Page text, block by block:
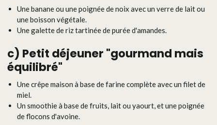
Une banane ou une poignée de noix avec un verre de lait ou
une boisson végétale.
Une galette de riz tartinée de purée d'amandes.
c) Petit déjeuner "gourmand mais
équilibré"
Une crêpe maison à base de farine complète avec un filet de
miel.
Un smoothie à base de fruits, lait ou yaourt, et une poignée
de flocons d'avoine.